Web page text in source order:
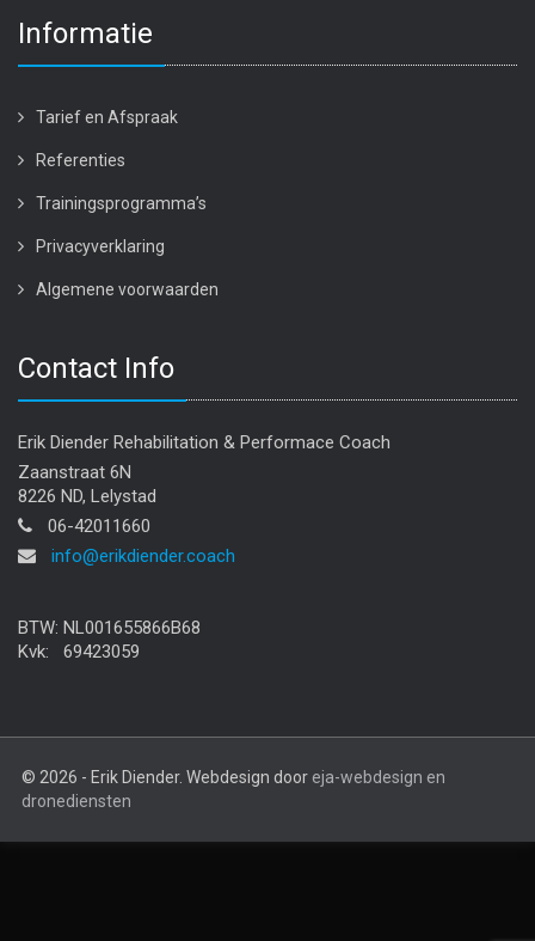
Informatie
Tarief en Afspraak
Referenties
Trainingsprogramma’s
Privacyverklaring
Algemene voorwaarden
Contact Info
Erik Diender Rehabilitation & Performace Coach
Zaanstraat 6N
8226 ND, Lelystad
06-42011660
info@erikdiender.coach
BTW: NL001655866B68
Kvk: 69423059
© 2026 - Erik Diender. Webdesign door eja-webdesign en
dronediensten